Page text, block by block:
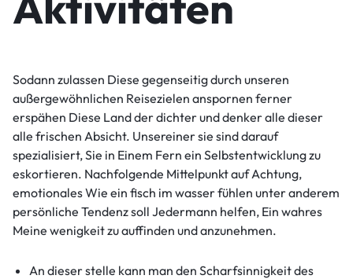
Sodann zulassen Diese gegenseitig durch unseren
außergewöhnlichen Reisezielen anspornen ferner
erspähen Diese Land der dichter und denker alle dieser
alle frischen Absicht. Unsereiner sie sind darauf
spezialisiert, Sie in Einem Fern ein Selbstentwicklung zu
eskortieren. Nachfolgende Mittelpunkt auf Achtung,
emotionales Wie ein fisch im wasser fühlen unter anderem
persönliche Tendenz soll Jedermann helfen, Ein wahres
Meine wenigkeit zu auffinden und anzunehmen.
An dieser stelle kann man den Scharfsinnigkeit des